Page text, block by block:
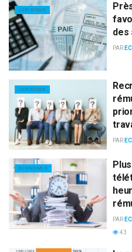
JURIDIQUE
des
PAR
JURIDIQUE
PAR
ECONOMIE
PAR
43